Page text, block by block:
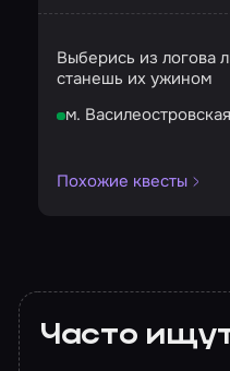
Выберись из логова
станешь их ужином
м. Василеостровская
Похожие квесты
Часто